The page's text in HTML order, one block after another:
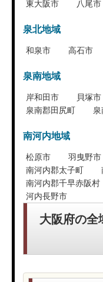
東大阪市 八尾市
泉北地域
和泉市 高石市
泉南地域
岸和田市 貝塚市
泉南郡田尻町
南河内地域
松原市 羽曳野市
南河内郡太子町
南河内郡千早赤阪村
河内長野市
大阪府の全